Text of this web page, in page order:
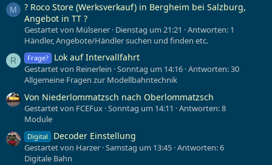
M
? Roco Store (Werksverkauf) in Bergheim bei Salzburg,
Angebot in TT ?
Gestartet von Mülsener Dienstag um 21:21
Antworten: 1
Händler, Angebote/Händler suchen und finden etc.
R Frage? Lok auf Intervallfahrt
Gestartet von Reinerlein Sonntag um 14:16 Antworten: 30
Allgemeine Fragen zur Modellbahntechnik
Von Niederlommatzsch nach Oberlommatzsch
Gestartet von FCEFux Sonntag um 14:11
Antworten: 8
Module
Digital Decoder Einstellung
Gestartet von Harzer Samstag um 13:45 Antworten: 6
Digitale Bahn